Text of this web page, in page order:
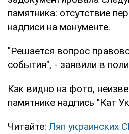
памятника: отсутствие
надписи на монументе.
"Решается вопрос
события", - заявили в
Как видно на фото,
памятнике надпись "Кат
Читайте: Ляп украинских